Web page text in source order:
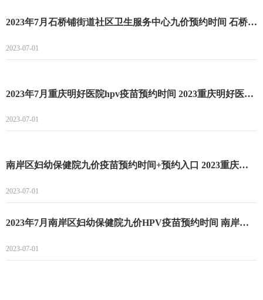
2023年7月石桥铺街道社区卫生服务中心九价预约时间 石桥铺街道社区卫生服务中心九价预约流程
2023-07-01
2023年7月重庆明好医院hpv疫苗预约时间 2023重庆明好医院hpv疫苗预约流程
2023-07-01
南岸区妇幼保健院九价疫苗预约时间+预约入口 2023重庆南岸区妇幼保健院九价HPV疫苗预约时间
2023-07-01
2023年7月南岸区妇幼保健院九价HPV疫苗预约时间 南岸区妇幼保健院九价HPV疫苗预约最新消息
2023-07-01